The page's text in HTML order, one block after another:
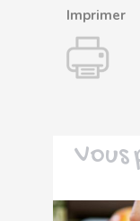
Imprimer
Vous